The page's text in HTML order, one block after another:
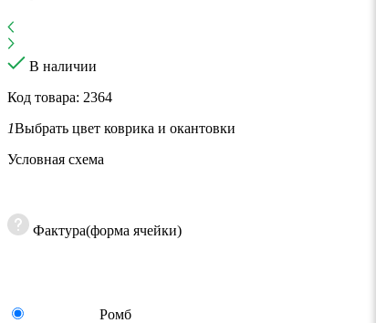
В наличии
Код товара: 2364
1Выбрать цвет коврика и окантовки
Условная схема
Фактура(форма ячейки)
Ромб